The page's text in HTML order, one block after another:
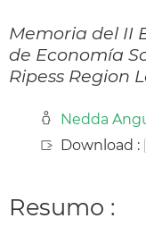
Memoria del II
de Economía
Ripess Region
Nedda
Download :
Resumo :